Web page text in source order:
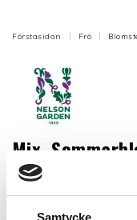
Samtycke
Förstasidan Frö
Mix,
ljusa och mörkat
blomningstid för